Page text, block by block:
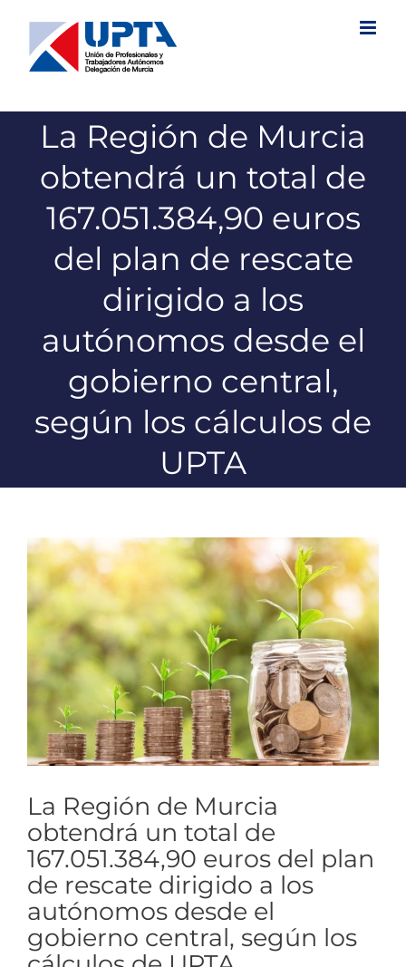
contenido
La Región de Murcia
obtendrá un total de
167.051.384,90 euros
del plan de rescate
dirigido a los
autónomos desde el
gobierno central,
según los cálculos de
UPTA
Ver
imagen
más
grande
La Región de Murcia
obtendrá un total de
167.051.384,90 euros del plan
de rescate dirigido a los
autónomos desde el
gobierno central, según los